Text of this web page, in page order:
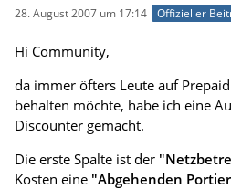
28. August 2007 um 17:14 Offizieller
Hi Community,
da immer öfters Leute auf
behalten möchte, habe ich eine
Discounter gemacht.
Die erste Spalte ist der
Kosten eine "Abgehenden